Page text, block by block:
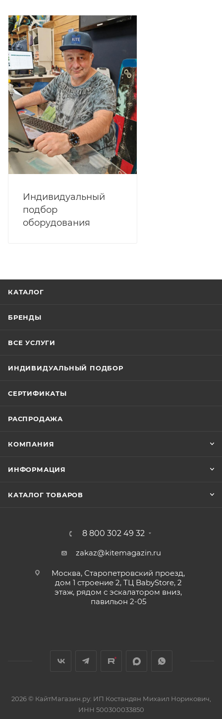
Индивидуальный
подбор
оборудования
КАТАЛОГ
БРЕНДЫ
ВСЕ УСЛУГИ
ИНДИВИДУАЛЬНЫЙ ПОДБОР
СЕРТИФИКАТЫ
РАСПРОДАЖА
КОМПАНИЯ
ИНФОРМАЦИЯ
КАТАЛОГ ТОВАРОВ
8 800 302 49 32
zakaz@kitemagazin.ru
Москва, Старопетровский проезд,
дом 1 строение 2, ТЦ BabyStore, 2
этаж, рядом с эскалатором вниз,
павильон 2-05
2026 © КайтМагазин.ру: ИП Костандян Михаил Норикович,
ИНН 500300033850